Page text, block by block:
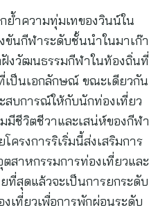
ย้ำความทุ่มเทของวินน์ใน
ขันกีฬาระดับชั้นนำในมาเก๊า
งวัฒนธรรมกีฬาในท้องถิ่นที่
เป็นเอกลักษณ์ ขณะเดียวกัน
บการณ์ให้กับนักท่องเที่ยว
มีชีวิตชีวาและเสน่ห์ของกีฬา
ครงการริเริ่มนี้ส่งเสริมการ
าหกรรมการท่องเที่ยวและ
สุดแล้วจะเป็นการยกระดับ
เที่ยวเพื่อการพักผ่อนระดับ